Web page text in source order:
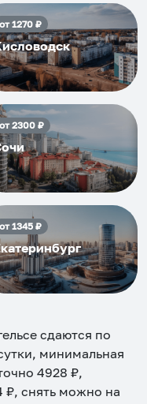
от1270₽
от2300₽
от1345₽
сдаются по
минимальная
4928 ₽,
₽, снять можно на